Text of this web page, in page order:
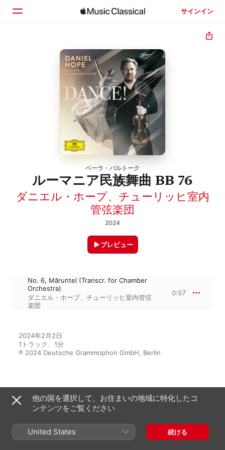
サインイン
ベーラ・バルトーク
ルーマニア民族舞曲 BB 76
ダニエル・ホープ、 チューリッヒ室内
管弦楽団
2024
プレビュー
No. 6, Măruntel (Transcr. for Chamber
Orchestra)
ダニエル・ホープ、 チューリッヒ室内管弦
楽団
0:57
2024年2月2日
1トラック、1分
℗ 2024 Deutsche Grammophon GmbH, Berlin
Dance!
チューリッヒ室内管弦楽団、
ダニエ
他の国を選択して、お住まいの地域に特化したコ
ンテンツをご覧ください
United States 続ける